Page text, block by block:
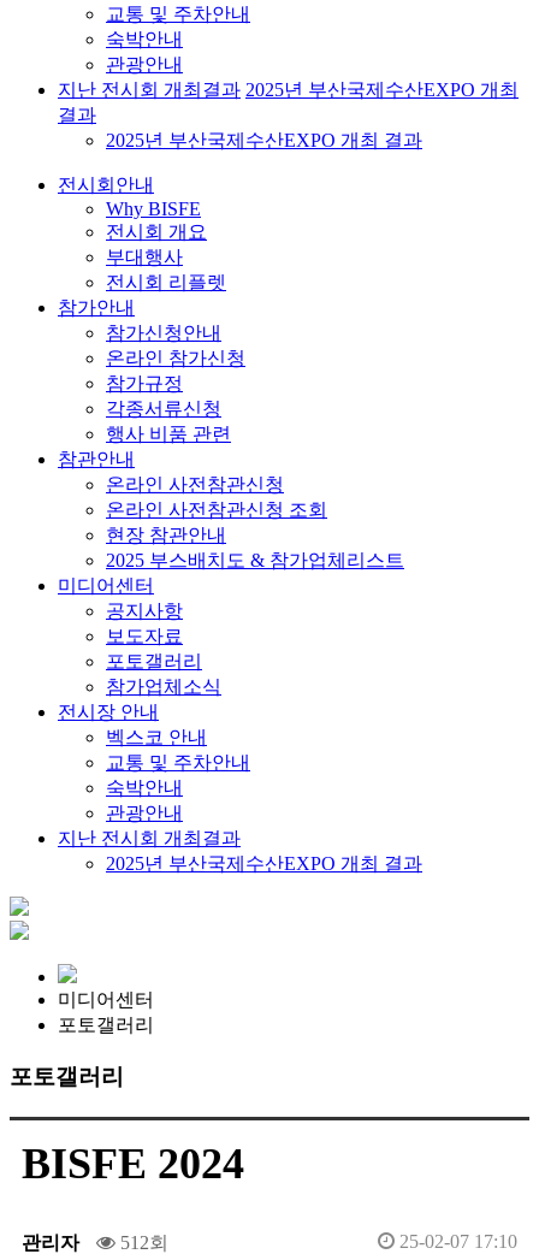
교통 및 주차안내
숙박안내
관광안내
지난 전시회 개최결과 2025년 부산국제수산EXPO 개최
결과
2025년 부산국제수산EXPO 개최 결과
전시회안내
Why BISFE
전시회 개요
부대행사
전시회 리플렛
참가안내
참가신청안내
온라인 참가신청
참가규정
각종서류신청
행사 비품 관련
참관안내
온라인 사전참관신청
온라인 사전참관신청 조회
현장 참관안내
2025 부스배치도 & 참가업체리스트
미디어센터
공지사항
보도자료
포토갤러리
참가업체소식
전시장 안내
벡스코 안내
교통 및 주차안내
숙박안내
관광안내
지난 전시회 개최결과
2025년 부산국제수산EXPO 개최 결과
미디어센터
포토갤러리
포토갤러리
BISFE 2024
관리자 512회 25-02-07 17:10